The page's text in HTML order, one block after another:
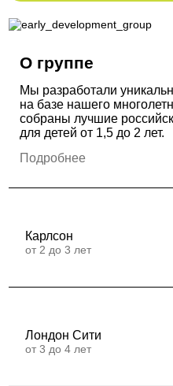
О группе
Мы разработали
на базе нашего
собраны лучшие
для детей от 1,5 до 2 лет.
Подробнее
Карлсон
от 2 до 3 лет
Лондон Сити
от 3 до 4 лет